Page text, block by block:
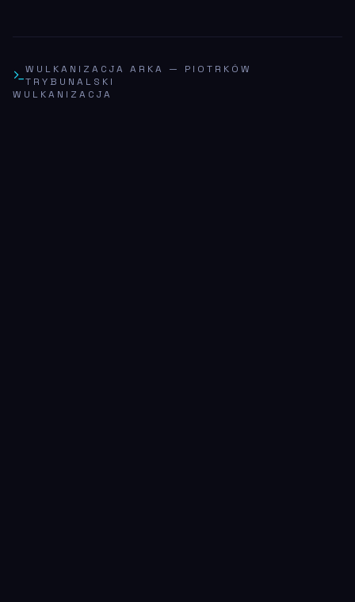
WULKANIZACJA ARKA — PIOTRKÓW
TRYBUNALSKI
WULKANIZACJA